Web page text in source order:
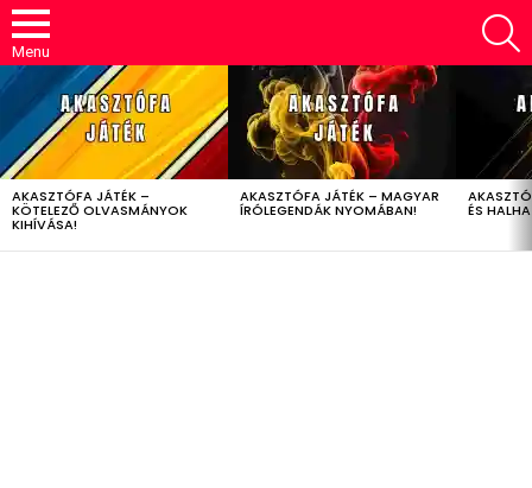
Menu
LATEST
STORIES
AKASZTÓFA JÁTÉK –
KÖTELEZŐ OLVASMÁNYOK
KIHÍVÁSA!
AKASZTÓFA JÁTÉK – MAGYAR
ÍRÓLEGENDÁK NYOMÁBAN! ÉS